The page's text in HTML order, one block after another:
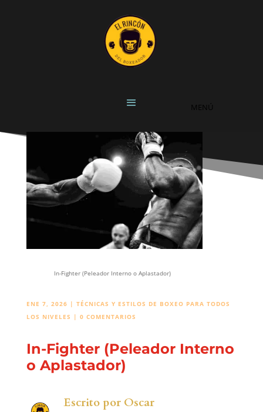
In-Fighter (Peleador Interno o Aplastador)
ENE 7, 2026 | TÉCNICAS Y ESTILOS DE BOXEO PARA TODOS
LOS NIVELES | 0 COMENTARIOS
In-Fighter (Peleador Interno
o Aplastador)
Escrito por Oscar